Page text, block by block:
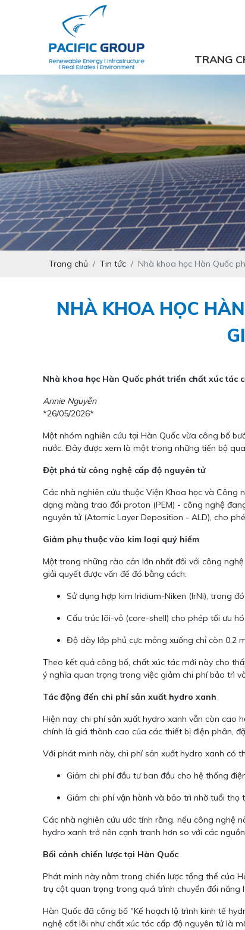
TRANG
Trang chủ Tin tức Nhà khoa học Hàn Quốc
NHÀ KHOA HỌC
Nhà khoa học Hàn Quốc phát triển chất xúc
Annie Nguyễn
*26/05/2026*
Một nhóm nghiên cứu tại Hàn Quốc vừa công bố
nước. Đây được xem là một trong những tiến bộ
Đột phá từ công nghệ cấp độ nguyên tử
Các nhà nghiên cứu thuộc Viện Khoa học và
dạng màng trao đổi proton (PEM) - công nghệ
nguyên tử (Atomic Layer Deposition - ALD), cho
Giảm phụ thuộc vào kim loại quý hiếm
Một trong những rào cản lớn nhất đối với công
giải quyết được vấn đề đó bằng cách:
Sử dụng hợp kim Iridium-Niken (IrNi), trong
Cấu trúc lõi-vỏ (core-shell) cho phép tối ưu
Độ dày lớp phủ cực mỏng xuống chỉ còn 0,2
Theo kết quả công bố, chất xúc tác mới này cho
ý nghĩa quan trọng trong việc giảm chi phí bảo trì
Tác động đến chi phí sản xuất hydro xanh
Hiện nay, chi phí sản xuất hydro xanh vẫn còn cao
chính là giá thành cao của các thiết bị điện phân,
Với phát minh này, chi phí sản xuất hydro xanh có
Giảm chi phí đầu tư ban đầu cho hệ thống
Giảm chi phí vận hành và bảo trì nhờ tuổi thọ
Các nhà nghiên cứu ước tính rằng, nếu công nghệ
hydro xanh trở nên cạnh tranh hơn so với các
Bối cảnh chiến lược tại Hàn Quốc
Phát minh này nằm trong chiến lược tổng thể của
trụ cột quan trọng trong quá trình chuyển đổi năng
Hàn Quốc đã công bố "Kế hoạch lộ trình kinh tế
nghệ cốt lõi như chất xúc tác cấp độ nguyên tử là